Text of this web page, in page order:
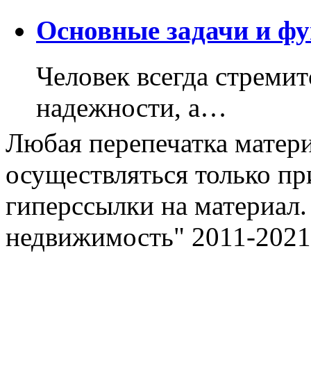
Основные задачи и
Человек всегда
надежности, а…
Любая перепечатка
осуществляться только
гиперссылки на
недвижимость" 2011-